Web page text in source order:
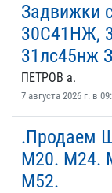
Задвижки
30С41НЖ,
31лс45нж
ПЕТРОВ а.
7 августа 2026 г. в
.Продаем
М20. М24.
М52.